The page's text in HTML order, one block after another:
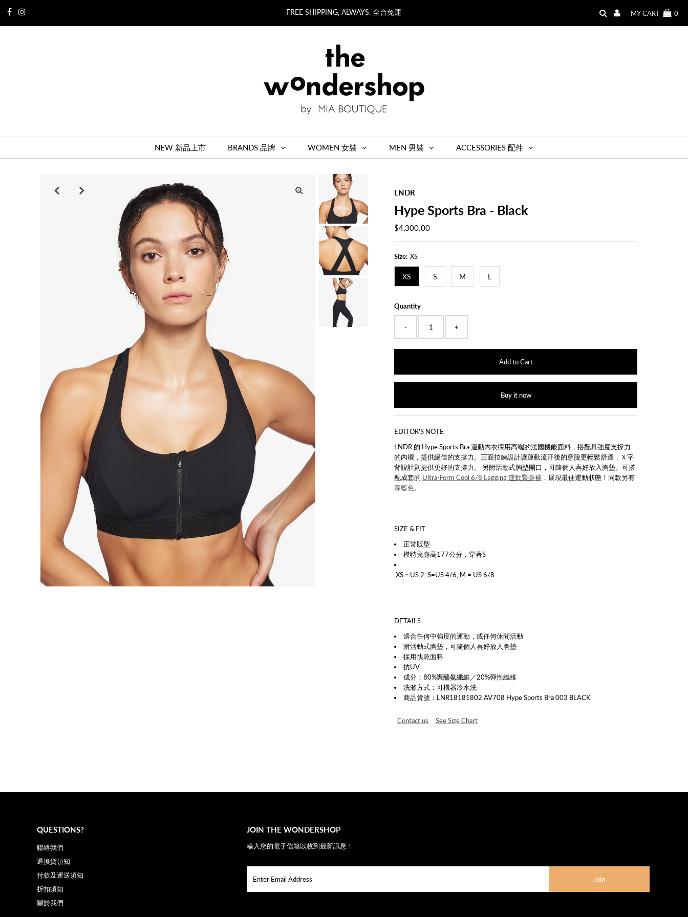
FREE SHIPPING, ALWAYS. 全台免運 MY CART 0
NEW 新品上市 BRANDS 品牌 WOMEN 女裝 MEN 男裝 ACCESSORIES 配件
LNDR
Hype Sports Bra - Black
Regular
$4,300.00
Size: XS
XS S M L
Quantity
- +
Buy it now
EDITOR’S NOTE
LNDR 的 Hype Sports Bra 運動內衣採用高端的法國機能面料，搭配具強度支撐力
的內襯，提供絕佳的支撐力。正面拉鍊設計讓運動流汗後的穿脫更輕鬆舒適，Ｘ字
背設計則提供更好的支撐力。 另附活動式胸墊開口，可隨個人喜好放入胸墊。可搭
配成套的 Ultra-Form Cool 6/8 Legging 運動緊身褲 ，展現最佳運動狀態！同款另有
深藍色。
SIZE & FIT
正常版型
模特兒身高177公分，穿著S
XS＝US 2, S=US 4/6, M = US 6/8
DETAILS
適合任何中強度的運動，或任何休閒活動
附活動式胸墊，可隨個人喜好放入胸墊
採用快乾面料
抗UV
成分：80%聚醯氨纖維／20%彈性纖維
洗滌方式：可機器冷水洗
商品貨號：LNR18181802 AV708 Hype Sports Bra 003 BLACK
Contact us See Size Chart
QUESTIONS?
聯絡我們
退換貨須知
付款及運送須知
折扣須知
關於我們
JOIN THE WONDERSHOP
輸入您的電子信箱以收到最新訊息！